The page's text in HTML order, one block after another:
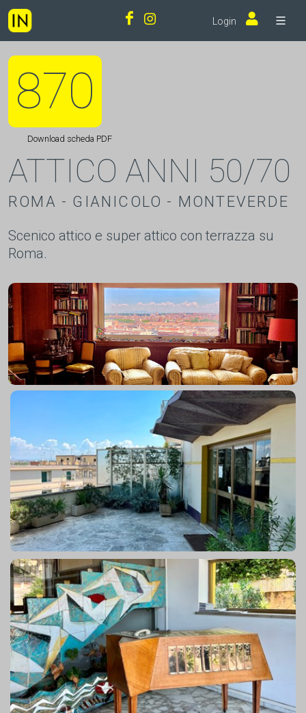
Login
870
Download scheda PDF
ATTICO ANNI 50/70
ROMA - GIANICOLO - MONTEVERDE
Scenico attico e super attico con terrazza su
Roma.